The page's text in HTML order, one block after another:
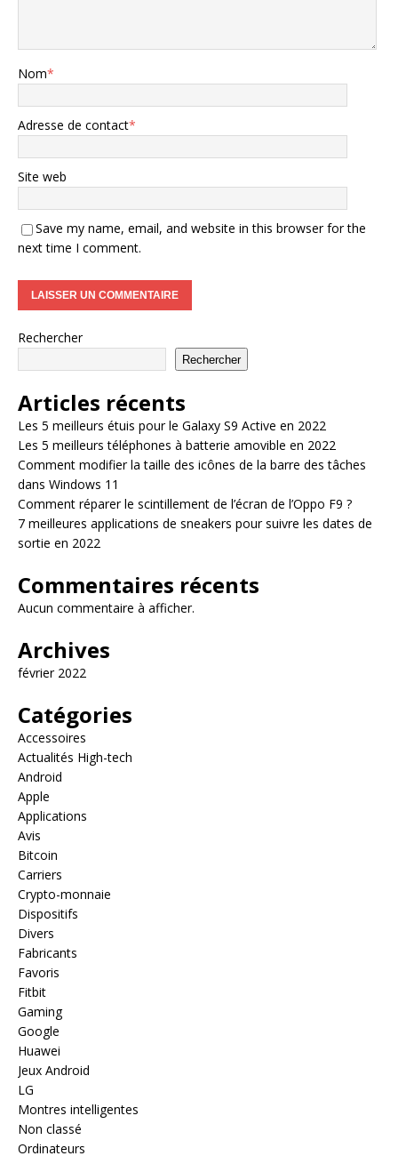
Nom*
Adresse de contact*
Site web
Save my name, email, and website in this browser for the
next time I comment.
Rechercher
Rechercher
Articles récents
Les 5 meilleurs étuis pour le Galaxy S9 Active en 2022
Les 5 meilleurs téléphones à batterie amovible en 2022
Comment modifier la taille des icônes de la barre des tâches
dans Windows 11
Comment réparer le scintillement de l’écran de l’Oppo F9 ?
7 meilleures applications de sneakers pour suivre les dates de
sortie en 2022
Commentaires récents
Aucun commentaire à afficher.
Archives
février 2022
Catégories
Accessoires
Actualités High-tech
Android
Apple
Applications
Avis
Bitcoin
Carriers
Crypto-monnaie
Dispositifs
Divers
Fabricants
Favoris
Fitbit
Gaming
Google
Huawei
Jeux Android
LG
Montres intelligentes
Non classé
Ordinateurs